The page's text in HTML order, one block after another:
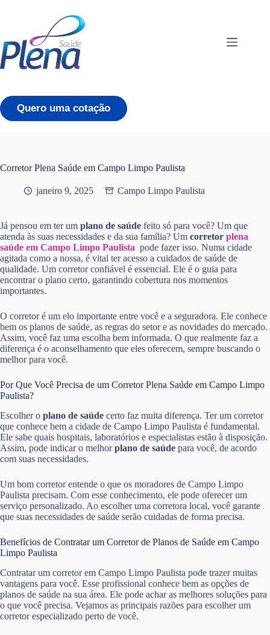
conteúdo
Quero uma cotação
Corretor Plena Saúde em Campo Limpo Paulista
janeiro 9, 2025 Campo Limpo Paulista
Já pensou em ter um plano de saúde feito só para você? Um que
atenda às suas necessidades e da sua família? Um corretor plena
saúde em Campo Limpo Paulista pode fazer isso. Numa cidade
agitada como a nossa, é vital ter acesso a cuidados de saúde de
qualidade. Um corretor confiável é essencial. Ele é o guia para
encontrar o plano certo, garantindo cobertura nos momentos
importantes.
O corretor é um elo importante entre você e a seguradora. Ele conhece
bem os planos de saúde, as regras do setor e as novidades do mercado.
Assim, você faz uma escolha bem informada. O que realmente faz a
diferença é o aconselhamento que eles oferecem, sempre buscando o
melhor para você.
Por Que Você Precisa de um Corretor Plena Saúde em Campo Limpo
Paulista?
Escolher o plano de saúde certo faz muita diferença. Ter um corretor
que conhece bem a cidade de Campo Limpo Paulista é fundamental.
Ele sabe quais hospitais, laboratórios e especialistas estão à disposição.
Assim, pode indicar o melhorplano de saúde para você, de acordo
com suas necessidades.
Um bom corretor entende o que os moradores de Campo Limpo
Paulista precisam. Com esse conhecimento, ele pode oferecer um
serviço personalizado. Ao escolher uma corretora local, você garante
que suas necessidades de saúde serão cuidadas de forma precisa.
Benefícios de Contratar um Corretor de Planos de Saúde em Campo
Limpo Paulista
Contratar um corretor em Campo Limpo Paulista pode trazer muitas
vantagens para você. Esse profissional conhece bem as opções de
planos de saúde na sua área. Ele pode achar as melhores soluções para
o que você precisa. Vejamos as principais razões para escolher um
corretor especializado perto de você.